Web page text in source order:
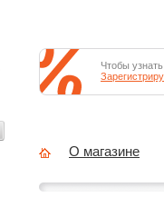
Чтобы
О магазине